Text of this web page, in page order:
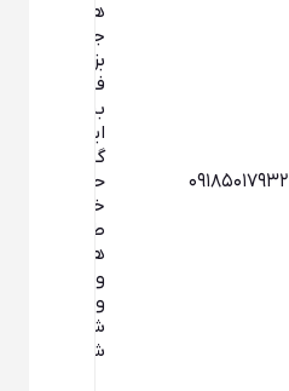
۰۹۱۸۵۰۱۷۹۳۲
همدان –
جاده ملایر –
بزرگراه خلیج
فارس – بن
بست (گاراژ
گاراژ حاج
حسین
خدابنده لو –
طبقه
همکف –
واحد حمل
ونقل درون
شهری
شریف بار